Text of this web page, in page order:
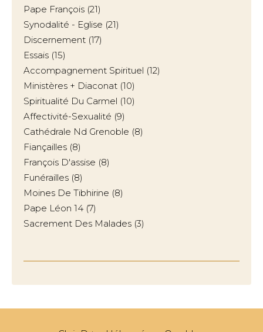
Pape François (21)
Synodalité - Eglise (21)
Discernement (17)
Essais (15)
Accompagnement Spirituel (12)
Ministères + Diaconat (10)
Spiritualité Du Carmel (10)
Affectivité-Sexualité (9)
Cathédrale Nd Grenoble (8)
Fiançailles (8)
François D'assise (8)
Funérailles (8)
Moines De Tibhirine (8)
Pape Léon 14 (7)
Sacrement Des Malades (3)